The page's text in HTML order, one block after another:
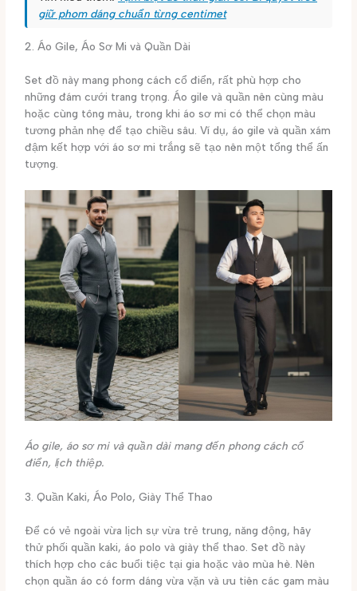
giữ phom dáng chuẩn từng centimet
2. Áo Gile, Áo Sơ Mi và Quần Dài
Set đồ này mang phong cách cổ điển, rất phù hợp cho
những đám cưới trang trọng. Áo gile và quần nên cùng màu
hoặc cùng tông màu, trong khi áo sơ mi có thể chọn màu
tương phản nhẹ để tạo chiều sâu. Ví dụ, áo gile và quần xám
đậm kết hợp với áo sơ mi trắng sẽ tạo nên một tổng thể ấn
tượng.
Áo gile, áo sơ mi và quần dài mang đến phong cách cổ
điển, lịch thiệp.
3. Quần Kaki, Áo Polo, Giày Thể Thao
Để có vẻ ngoài vừa lịch sự vừa trẻ trung, năng động, hãy
thử phối quần kaki, áo polo và giày thể thao. Set đồ này
thích hợp cho các buổi tiệc tại gia hoặc vào mùa hè. Nên
chọn quần áo có form dáng vừa vặn và ưu tiên các gam màu